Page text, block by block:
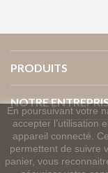
En poursuivant votre
accepter l’utilisation
appareil connecté.
permettent de suivre
panier, vous
PRODUITS
NOTRE